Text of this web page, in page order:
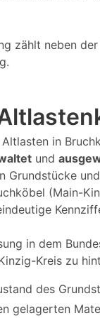
zählt neben
in
und
Grundstücke
(Main-
in dem
Kreis zu
des
gelagerten